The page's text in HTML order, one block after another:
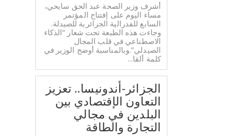
أشرف وزير الصحة عبد الحق سايحي،
مساء اليوم على إفتتاح المؤتمر
السابع للفدرالية الجزائرية للصيدلة.
وجاءت هذه الطبعة تحت شعار “الذكاء
الاصطناعي في قلب المجال
الصيدلي”.وبالمناسبة أوضح الوزير في
كلمة ألقا...
الجزائر-أندونيسا.. تعزيز
التعاون الإقتصادي بين
البلدين في مجالي
التجارة والطاقة